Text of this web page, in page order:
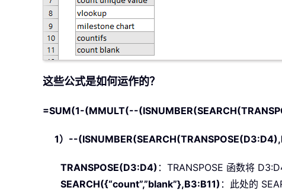
这些公式是如何运作的？
=SUM(1-(MMULT(--
1） --
TRANSPOSE(D3:D4) ：TRANSPOSE 函数将
SEARCH({“count”,”blank”},B3:B11) ：此处的